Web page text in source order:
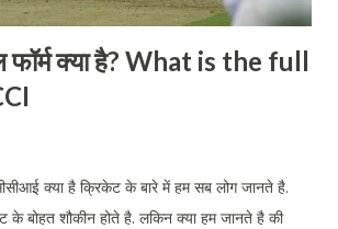
क्या है? What is the full
क्या है क्रिकेट के बारे में हम सब लोग जानते है.
के बोहत शौकीन होते है. लकिन क्या हम जानते है की